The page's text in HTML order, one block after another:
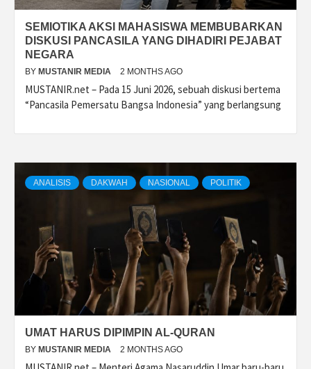
SEMIOTIKA AKSI MAHASISWA MEMBUBARKAN
DISKUSI PANCASILA YANG DIHADIRI PEJABAT
NEGARA
BY MUSTANIR MEDIA 2 MONTHS AGO
MUSTANIR.net – Pada 15 Juni 2026, sebuah diskusi bertema
“Pancasila Pemersatu Bangsa Indonesia” yang berlangsung
ANALISIS DAKWAH NASIONAL POLITIK
UMAT HARUS DIPIMPIN AL-QURAN
BY MUSTANIR MEDIA 2 MONTHS AGO